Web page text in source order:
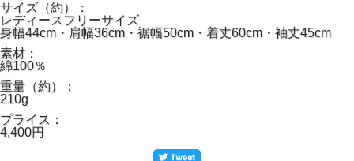
サイズ（約）：
レディースフリーサイズ
身幅44cm・肩幅36cm・裾幅50cm・着丈60cm・袖丈45cm
素材：
綿100％
重量（約）：
210g
プライス：
4,400円